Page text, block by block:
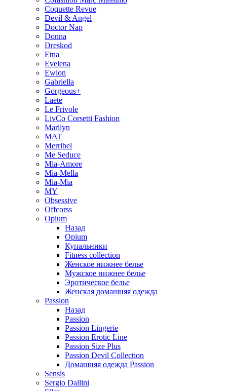
Coquette Revue
Devil & Angel
Doctor Nap
Donna
Dreskod
Etna
Evelena
Ewlon
Gabriella
Gorgeous+
Laete
Le Frivole
LivCo Corsetti Fashion
Marilyn
MAT
Merribel
Me Seduce
Mia-Amore
Mia-Mella
Mia-Mia
MY
Obsessive
Offcorss
Opium
Назад
Opium
Купальники
Fitness collection
Женское нижнее белье
Мужское нижнее белье
Эротическое белье
Женская домашняя одежда
Passion
Назад
Passion
Passion Lingerie
Passion Erotic Line
Passion Size Plus
Passion Devil Collection
Домашняя одежда Passion
Sensis
Sergio Dallini